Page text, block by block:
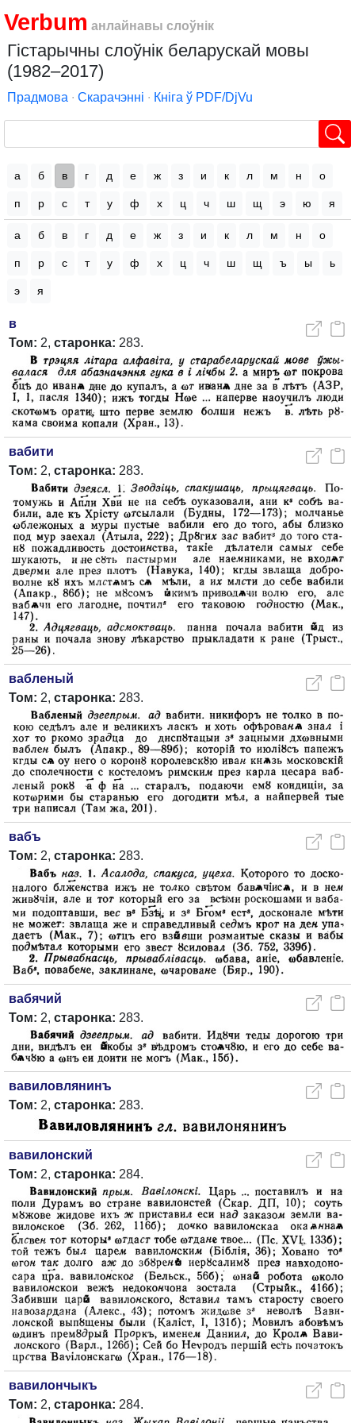
Verbum анлайнавы слоўнік
Гістарычны слоўнік беларускай мовы
(1982–2017)
Прадмова ∙ Скарачэнні ∙ Кніга ў PDF/DjVu
а б в г д е ж з и к л м н о
п р с т у ф х ц ч ш щ э ю я
а б в г д е ж з и к л м н о
п р с т у ф х ц ч ш щ ъ ы ь
э я
в
Том: 2, старонка: 283.
вабити
Том: 2, старонка: 283.
вабленый
Том: 2, старонка: 283.
вабъ
Том: 2, старонка: 283.
вабячий
Том: 2, старонка: 283.
вавиловлянинъ
Том: 2, старонка: 283.
вавилонский
Том: 2, старонка: 284.
вавилончыкъ
Том: 2, старонка: 284.